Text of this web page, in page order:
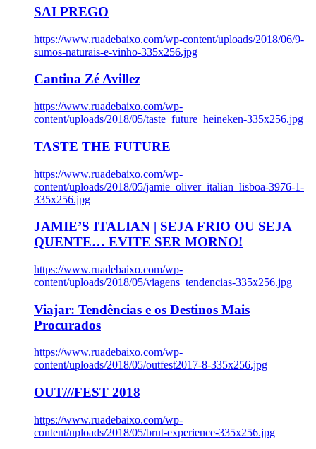
SAI PREGO
https://www.ruadebaixo.com/wp-content/uploads/2018/06/9-
sumos-naturais-e-vinho-335x256.jpg
Cantina Zé Avillez
https://www.ruadebaixo.com/wp-
content/uploads/2018/05/taste_future_heineken-335x256.jpg
TASTE THE FUTURE
https://www.ruadebaixo.com/wp-
content/uploads/2018/05/jamie_oliver_italian_lisboa-3976-1-
335x256.jpg
JAMIE’S ITALIAN | SEJA FRIO OU SEJA
QUENTE… EVITE SER MORNO!
https://www.ruadebaixo.com/wp-
content/uploads/2018/05/viagens_tendencias-335x256.jpg
Viajar: Tendências e os Destinos Mais
Procurados
https://www.ruadebaixo.com/wp-
content/uploads/2018/05/outfest2017-8-335x256.jpg
OUT///FEST 2018
https://www.ruadebaixo.com/wp-
content/uploads/2018/05/brut-experience-335x256.jpg